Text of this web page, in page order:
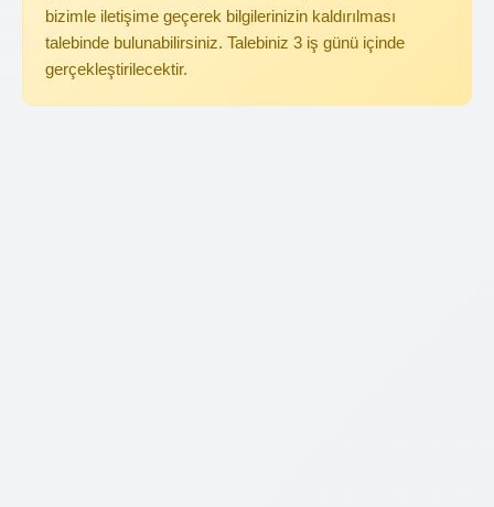
bizimle iletişime geçerek bilgilerinizin kaldırılması
talebinde bulunabilirsiniz. Talebiniz 3 iş günü içinde
gerçekleştirilecektir.